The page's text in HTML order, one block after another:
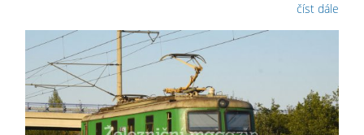
číst dále